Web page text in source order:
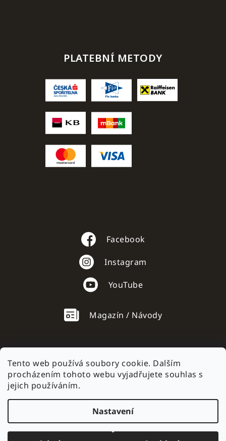
Tento web používá soubory cookie. Dalším
procházením tohoto webu vyjadřujete souhlas s
jejich používáním.
Nastavení
PLATEBNÍ METODY
Facebook
Instagram
YouTube
Magazín / Návody
AC mobile.sk